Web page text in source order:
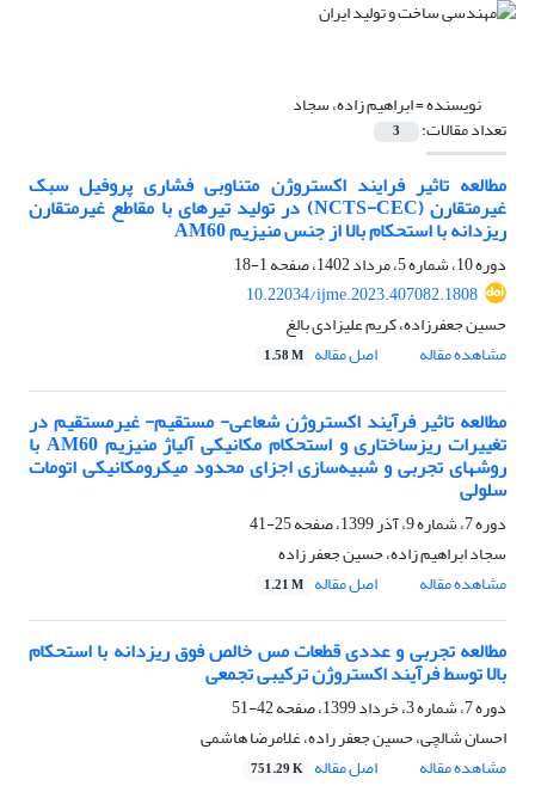
نویسنده =ابراهیم زاده، سجاد
تعداد مقالات: 3
مطالعه تاثیر فرایند اکستروژن متناوبی فشاری پروفیل سبک
غیرمتقارن (NCTS-CEC) در تولید تیرهای با مقاطع غیرمتقارن
ریزدانه با استحکام بالا از جنس منیزیم AM60
دوره 10، شماره 5، مرداد 1402، صفحه
1-18
10.22034/ijme.2023.407082.1808
حسین جعفرزاده، کریم علیزادی بالغ
مشاهده مقاله
اصل مقاله 1.58 M
مطالعه تاثیر فرآیند اکستروژن شعاعی- مستقیم- غیرمستقیم در
تغییرات ریزساختاری و استحکام مکانیکی آلیاژ منیزیم AM60 با
روشهای تجربی و شبیه‌سازی اجزای محدود میکرومکانیکی اتومات
سلولی
دوره 7، شماره 9، آذر 1399، صفحه
25-41
سجاد ابراهیم زاده، حسین جعفر زاده
مشاهده مقاله
اصل مقاله 1.21 M
مطالعه تجربی و عددی قطعات مس خالص فوق ریزدانه با استحکام
بالا توسط فرآیند اکستروژن ترکیبی تجمعی
دوره 7، شماره 3، خرداد 1399، صفحه
42-51
احسان شالچی، حسین جعفر راده، غلامرضا هاشمی
مشاهده مقاله
اصل مقاله 751.29 K